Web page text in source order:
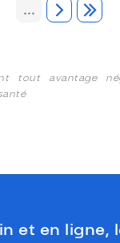
...
tout avantage
et en ligne,